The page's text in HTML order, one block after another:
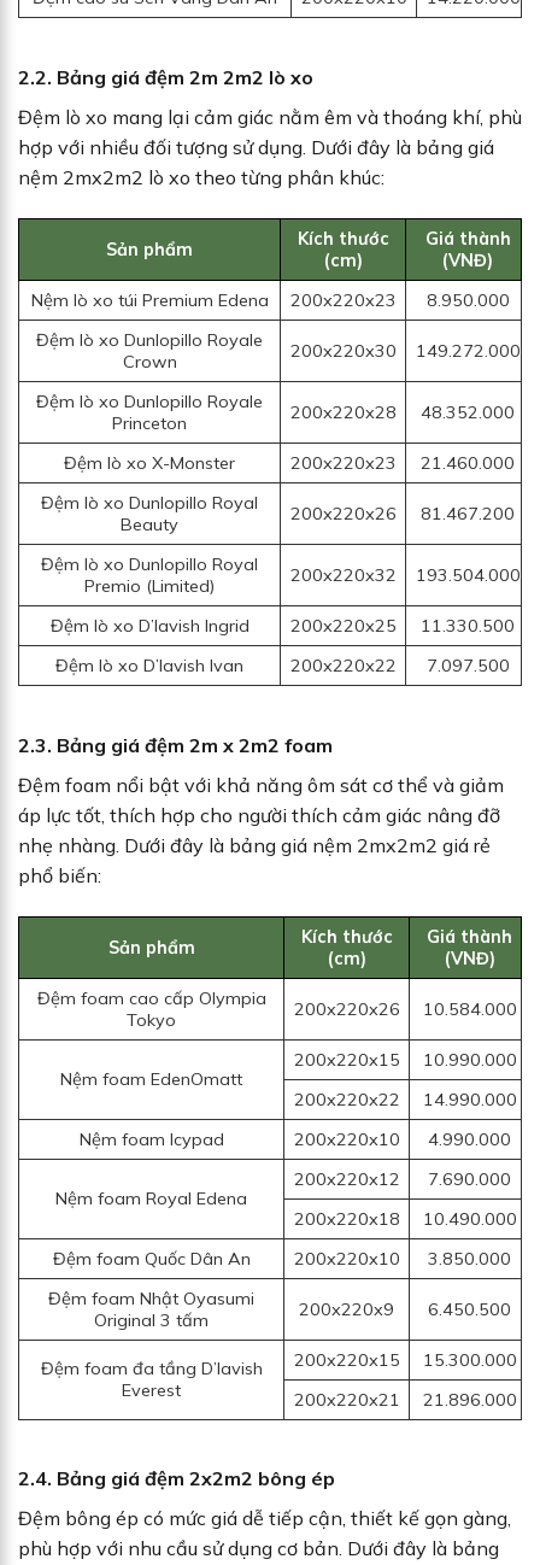
2.2. Bảng giá đệm 2m 2m2 lò xo
Đệm lò xo mang lại cảm giác nằm êm và thoáng khí, phù
hợp với nhiều đối tượng sử dụng. Dưới đây là bảng giá
nệm 2mx2m2 lò xo theo từng phân khúc:
Sản phẩm
Kích thước
(cm)
Giá thành
(VNĐ)
Nệm lò xo túi Premium Edena
200x220x23
8.950.000
Đệm lò xo Dunlopillo Royale
Crown
200x220x30 149.272.000
Đệm lò xo Dunlopillo Royale
Princeton
200x220x28 48.352.000
Đệm lò xo X-Monster 200x220x23
21.460.000
Đệm lò xo Dunlopillo Royal
Beauty
200x220x26 81.467.200
Đệm lò xo Dunlopillo Royal
Premio (Limited)
200x220x32 193.504.000
Đệm lò xo D’lavish Ingrid 200x220x25
11.330.500
Đệm lò xo D’lavish Ivan
200x220x22 7.097.500
2.3. Bảng giá đệm 2m x 2m2 foam
Đệm foam nổi bật với khả năng ôm sát cơ thể và giảm
áp lực tốt, thích hợp cho người thích cảm giác nâng đỡ
nhẹ nhàng. Dưới đây là bảng giá nệm 2mx2m2 giá rẻ
phổ biến:
Sản phẩm
Kích thước
(cm)
Giá thành
(VNĐ)
Đệm foam cao cấp Olympia
Tokyo
200x220x26 10.584.000
Nệm foam EdenOmatt
200x220x15
10.990.000
200x220x22
14.990.000
Nệm foam Icypad
200x220x10 4.990.000
Nệm foam Royal Edena
200x220x12
7.690.000
200x220x18
10.490.000
Đệm foam Quốc Dân An
200x220x10
3.850.000
Đệm foam Nhật Oyasumi
Original 3 tấm
200x220x9 6.450.500
Đệm foam đa tầng D’lavish
Everest
200x220x15
15.300.000
200x220x21
21.896.000
2.4. Bảng giá đệm 2x2m2 bông ép
Đệm bông ép có mức giá dễ tiếp cận, thiết kế gọn gàng,
phù hợp với nhu cầu sử dụng cơ bản. Dưới đây là bảng